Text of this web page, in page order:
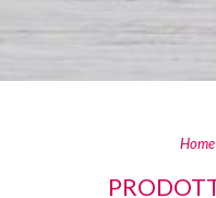
Home